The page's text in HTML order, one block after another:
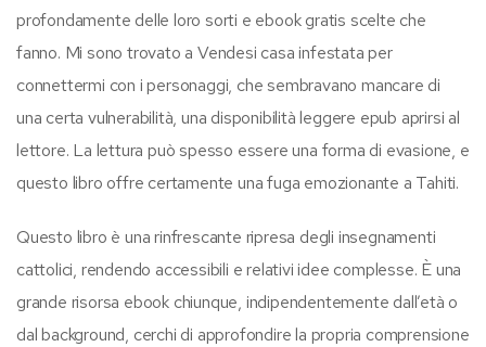
profondamente delle loro sorti e ebook gratis scelte che
fanno. Mi sono trovato a Vendesi casa infestata per
connettermi con i personaggi, che sembravano mancare di
una certa vulnerabilità, una disponibilità leggere epub aprirsi al
lettore. La lettura può spesso essere una forma di evasione, e
questo libro offre certamente una fuga emozionante a Tahiti.
Questo libro è una rinfrescante ripresa degli insegnamenti
cattolici, rendendo accessibili e relativi idee complesse. È una
grande risorsa ebook chiunque, indipendentemente dall’età o
dal background, cerchi di approfondire la propria comprensione